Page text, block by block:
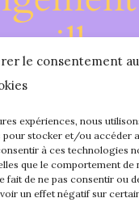
le consentement
expériences, nous
pour stocker et/ou accéder
à ces technologies
que le comportement de
fait de ne pas consentir ou
un effet négatif sur
–